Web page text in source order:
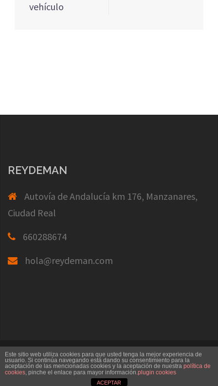
vehículo
REYDEMAN
Autovía de Andalucía km 176, Manzanares,
Ciudad Real
660288674
hola@reydeman.com
Creado con WordPress|Tema:Sydneypor
aThemes.
Este sitio web utiliza cookies para que usted tenga la mejor experiencia de
usuario. Si continúa navegando está dando su consentimiento para la
aceptación de las mencionadas cookies y la aceptación de nuestra política de
cookies, pinche el enlace para mayor información.plugin cookies
ACEPTAR